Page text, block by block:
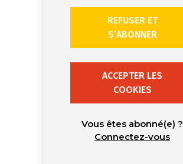
REFUSER ET
S’ABONNER
ACCEPTER LES
COOKIES
Vous êtes abonné(e) ?
Connectez-vous